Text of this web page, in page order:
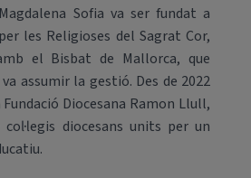
Sofia va ser fundat a
les Religioses del Sagrat Cor,
el Bisbat de Mallorca, que
assumir la gestió. Des de 2022
Diocesana Ramon Llull,
diocesans units per un